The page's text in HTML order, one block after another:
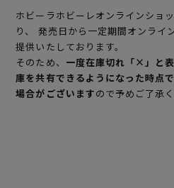
ホビーラホビーレオンラインショ
り、 発売日から一定期間オンライ
提供いたしております。
そのため、 一度在庫切れ「×」と
庫を共有できるようになった時点
場合がございますので予めご了承く